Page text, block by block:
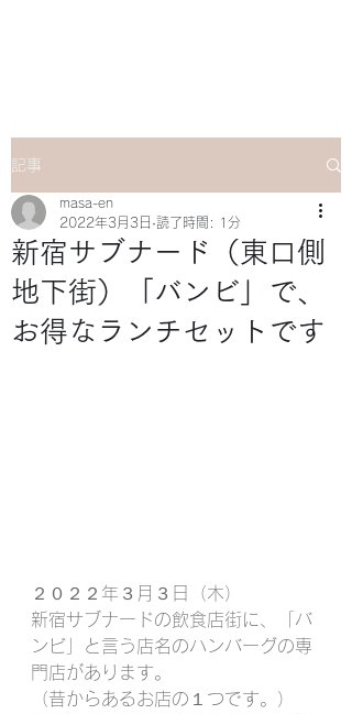
記事
新宿サブナード（東口側
地下街）「バンビ」で、
お得なランチセットです
masa-en
2022年3月3日 読了時間: 1分
２０２２年３月３日（木）
新宿サブナードの飲食店街に、「バ
ンビ」と言う店名のハンバーグの専
門店があります。
（昔からあるお店の１つです。）